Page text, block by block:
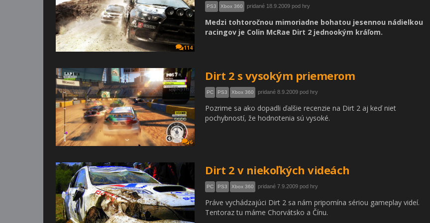
114
PS3 Xbox 360 pridané 18.9.2009 pod hry
Medzi tohtoročnou mimoriadne bohatou jesennou nádielkou
racingov je Colin McRae Dirt 2 jednookým kráľom.
6
Dirt 2 s vysokým priemerom
PC PS3 Xbox 360 pridané 8.9.2009 pod hry
Pozrime sa ako dopadli ďalšie recenzie na Dirt 2 aj keď niet
pochybností, že hodnotenia sú vysoké.
Dirt 2 v niekoľkých videách
PC PS3 Xbox 360 pridané 7.9.2009 pod hry
Práve vychádzajúci Dirt 2 sa nám pripomína sériou gameplay videí.
Tentoraz tu máme Chorvátsko a Čínu.